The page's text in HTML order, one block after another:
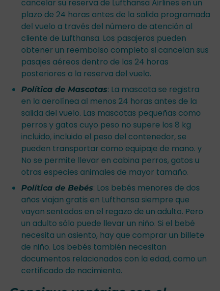
cancelar su reserva de Lufthansa Airlines en un
plazo de 24 horas antes de la salida programada
del vuelo a través del número de atención al
cliente de Lufthansa. Los pasajeros pueden
obtener un reembolso completo si cancelan sus
pasajes aéreos dentro de las 24 horas
posteriores a la reserva del vuelo.
Política de Mascotas: La mascota se registra
en la aerolínea al menos 24 horas antes de la
salida del vuelo. Las mascotas pequeñas como
perros y gatos cuyo peso no supere los 8 kg
incluido, incluido el peso del contenedor, se
pueden transportar como equipaje de mano. y
No se permite llevar en cabina perros, gatos u
otras especies animales de mayor tamaño.
Política de Bebés: Los bebés menores de dos
años viajan gratis en Lufthansa siempre que
vayan sentados en el regazo de un adulto. Pero
un adulto sólo puede llevar un niño. Si el bebé
necesita un asiento, hay que comprar un billete
de niño. Los bebés también necesitan
documentos relacionados con la edad, como un
certificado de nacimiento.